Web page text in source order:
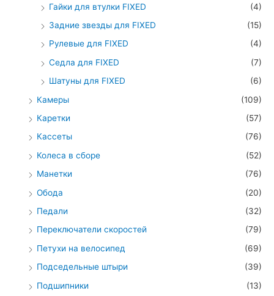
Гайки для втулки FIXED
(4)
Задние звезды для FIXED
(15)
Рулевые для FIXED
(4)
Седла для FIXED
(7)
Шатуны для FIXED
(6)
Камеры
(109)
Каретки
(57)
Кассеты
(76)
Колеса в сборе
(52)
Манетки
(76)
Обода
(20)
Педали
(32)
Переключатели скоростей
(79)
Петухи на велосипед
(69)
Подседельные штыри
(39)
Подшипники
(13)